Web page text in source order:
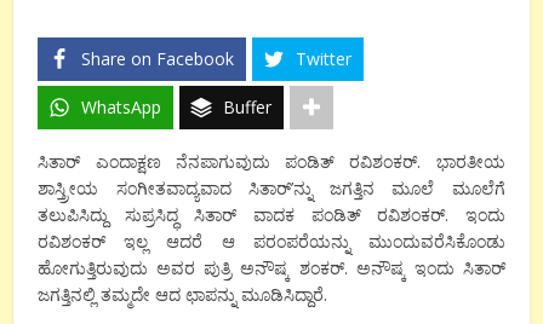
Share on Facebook Twitter
WhatsApp Buffer
ಸಿತಾರ್ ಎಂದಾಕ್ಷಣ ನೆನಪಾಗುವುದು ಪಂಡಿತ್ ರವಿಶಂಕರ್. ಭಾರತೀಯ
ಶಾಸ್ತ್ರೀಯ ಸಂಗೀತವಾದ್ಯವಾದ ಸಿತಾರ್’ನ್ನು ಜಗತ್ತಿನ ಮೂಲೆ ಮೂಲೆಗೆ
ತಲುಪಿಸಿದ್ದು ಸುಪ್ರಸಿದ್ಧ ಸಿತಾರ್ ವಾದಕ ಪಂಡಿತ್ ರವಿಶಂಕರ್. ಇಂದು
ರವಿಶಂಕರ್ ಇಲ್ಲ ಆದರೆ ಆ ಪರಂಪರೆಯನ್ನು ಮುಂದುವರೆಸಿಕೊಂಡು
ಹೋಗುತ್ತಿರುವುದು ಅವರ ಪುತ್ರಿ ಅನೌಷ್ಕ ಶಂಕರ್. ಅನೌಷ್ಕ ಇಂದು ಸಿತಾರ್
ಜಗತ್ತಿನಲ್ಲಿ ತಮ್ಮದೇ ಆದ ಛಾಪನ್ನು ಮೂಡಿಸಿದ್ದಾರೆ.